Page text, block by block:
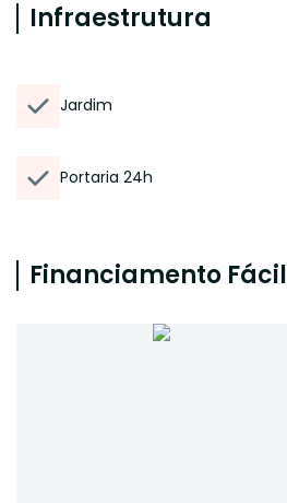
Infraestrutura
Jardim
Portaria 24h
Financiamento Fácil